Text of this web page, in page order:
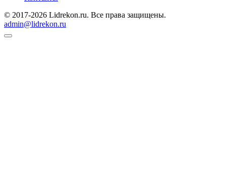
© 2017-2026 Lidrekon.ru. Все права защищены.
admin@lidrekon.ru